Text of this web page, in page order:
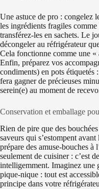
Une astuce de pro : congelez
les ingrédients fragiles
transférez-les en sachets. Le
décongeler au réfrigérateur
Cela fonctionne comme une «
Enfin, préparez vos
condiments) en pots étiquetés
fera gagner de précieuses
serein(e) au moment de
Conservation et emballage
Rien de pire que des
saveurs qui s’estompent
prépare des amuse-bouches à
seulement de cuisiner : c’est de
intelligemment. Imaginez une
pique-nique : tout est
principe dans votre